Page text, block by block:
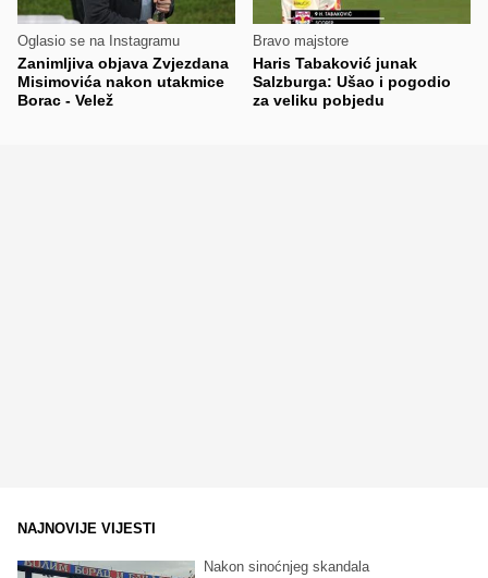
Oglasio se na Instagramu
Zanimljiva objava Zvjezdana
Misimovića nakon utakmice
Borac - Velež
Bravo majstore
Haris Tabaković junak
Salzburga: Ušao i pogodio
za veliku pobjedu
NAJNOVIJE VIJESTI
Nakon sinoćnjeg skandala